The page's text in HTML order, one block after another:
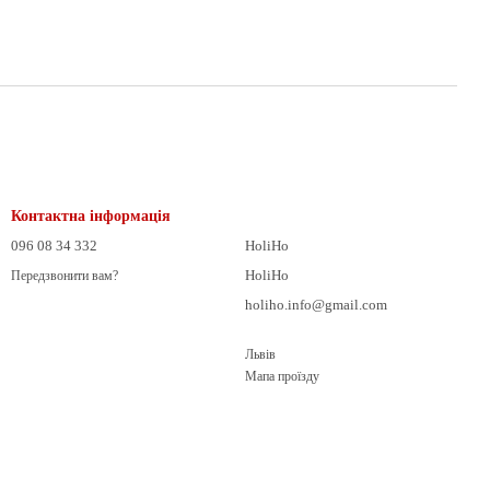
Контактна інформація
096 08 34 332
Передзвонити вам?
HoliHo
HoliHo
holiho.info@gmail.com
Львів
Мапа проїзду